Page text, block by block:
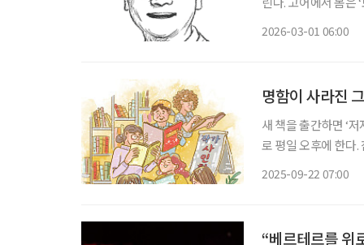
2026-03-01 06:00
명함이 사라진
새 책을 출간하면 ‘
로 평일 오후에 한다
2025-09-22 07:00
“베르테르를 위